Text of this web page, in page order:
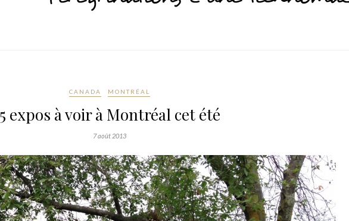
CANADA MONTRÉAL
5 expos à voir à Montréal cet été
7 août 2013